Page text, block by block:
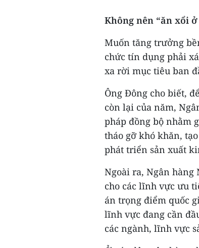
Không nên “ăn xổi
Muốn tăng trưởng
chức tín dụng phải
xa rời mục tiêu ban
Ông Đông cho biết,
còn lại của năm,
pháp đồng bộ nhằm
tháo gỡ khó khăn,
phát triển sản xuất
Ngoài ra, Ngân
cho các lĩnh vực ưu
án trọng điểm quốc
lĩnh vực đang cần
các ngành, lĩnh vực